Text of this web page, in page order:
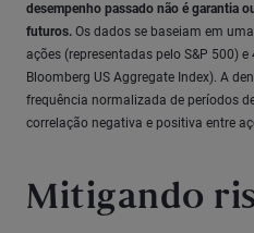
desempenho passado não é garantia
futuros. Os dados se baseiam em
ações (representadas pelo S&P 500)
Bloomberg US Aggregate Index). A
frequência normalizada de períodos
correlação negativa e positiva entre
Mitigando